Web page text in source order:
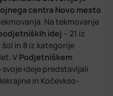
centra Novo mesto
Na tekmovanje
idej – 21 iz
in 8 iz kategorije
VPodjetniškem
svoje ideje predstavljali
in Kočevkso-